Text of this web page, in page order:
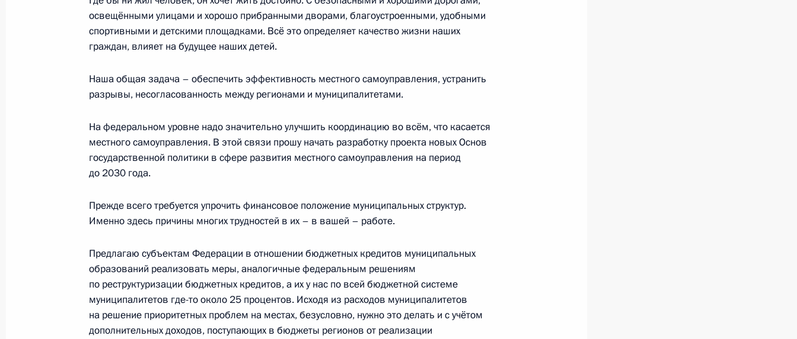
по санному спорту в общекомандном зачёте
16 февраля 2020 года, 20:30
Поздравление Павлу Кулижникову с победой на чемпионате мира
по конькобежному спорту на дистанциях 1000 и 500 метров
Поздравление Наталье Ворониной с победой на чемпионате
16 февраля 2020 года, 09:30
15 февраля 2020 года, суббота
Поздравление Александру Логинову с победой на чемпионате
мира по биатлону в спринте
освещёнными улицами и хорошо прибранными дворами, благоустроенными, удобными
спортивными и детскими площадками. Всё это определяет качество жизни наших
граждан, влияет на будущее наших детей.
Наша общая задача – обеспечить эффективность местного самоуправления, устранить
разрывы, несогласованность между регионами и муниципалитетами.
На федеральном уровне надо значительно улучшить координацию во всём, что касается
местного самоуправления. В этой связи прошу начать разработку проекта новых Основ
государственной политики в сфере развития местного самоуправления на период
до 2030 года.
Прежде всего требуется упрочить финансовое положение муниципальных структур.
Именно здесь причины многих трудностей в их – в вашей – работе.
Предлагаю субъектам Федерации в отношении бюджетных кредитов муниципальных
образований реализовать меры, аналогичные федеральным решениям
по реструктуризации бюджетных кредитов, а их у нас по всей бюджетной системе
муниципалитетов где-то около 25 процентов. Исходя из расходов муниципалитетов
на решение приоритетных проблем на местах, безусловно, нужно это делать и с учётом
дополнительных доходов, поступающих в бюджеты регионов от реализации